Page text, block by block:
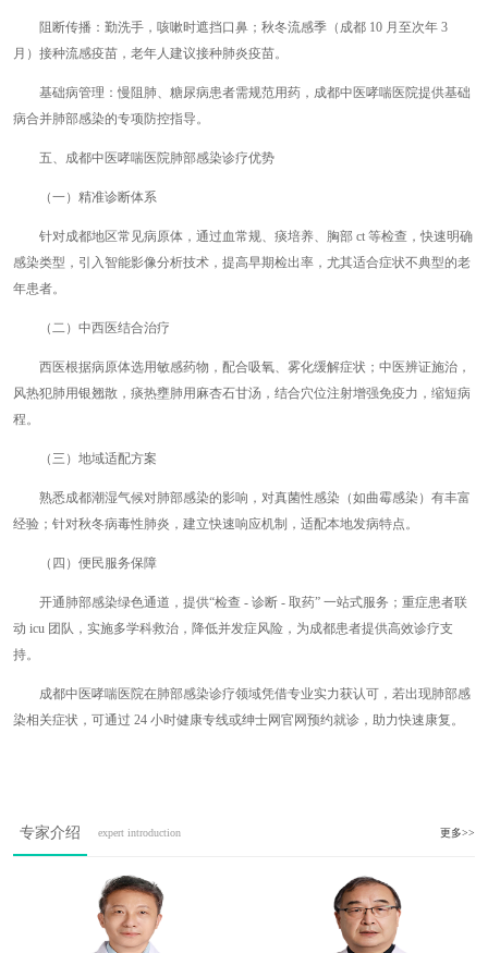
阻断传播：勤洗手，咳嗽时遮挡口鼻；秋冬流感季（成都 10 月至次年 3
月）接种流感疫苗，老年人建议接种肺炎疫苗。
基础病管理：慢阻肺、糖尿病患者需规范用药，成都中医哮喘医院提供基础
病合并肺部感染的专项防控指导。
五、成都中医哮喘医院肺部感染诊疗优势
（一）精准诊断体系
针对成都地区常见病原体，通过血常规、痰培养、胸部 ct 等检查，快速明确
感染类型，引入智能影像分析技术，提高早期检出率，尤其适合症状不典型的老
年患者。
（二）中西医结合治疗
西医根据病原体选用敏感药物，配合吸氧、雾化缓解症状；中医辨证施治，
风热犯肺用银翘散，痰热壅肺用麻杏石甘汤，结合穴位注射增强免疫力，缩短病
程。
（三）地域适配方案
熟悉成都潮湿气候对肺部感染的影响，对真菌性感染（如曲霉感染）有丰富
经验；针对秋冬病毒性肺炎，建立快速响应机制，适配本地发病特点。
（四）便民服务保障
开通肺部感染绿色通道，提供“检查 - 诊断 - 取药” 一站式服务；重症患者联
动 icu 团队，实施多学科救治，降低并发症风险，为成都患者提供高效诊疗支
持。
成都中医哮喘医院在肺部感染诊疗领域凭借专业实力获认可，若出现肺部感
染相关症状，可通过 24 小时健康专线或绅士网官网预约就诊，助力快速康复。
专家介绍 expert introduction 更多>>